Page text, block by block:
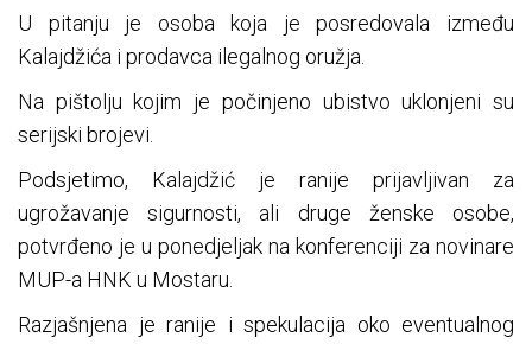
U pitanju je osoba koja je posredovala između
Kalajdžića i prodavca ilegalnog oružja.
Na pištolju kojim je počinjeno ubistvo uklonjeni su
serijski brojevi.
Podsjetimo, Kalajdžić je ranije prijavljivan za
ugrožavanje sigurnosti, ali druge ženske osobe,
potvrđeno je u ponedjeljak na konferenciji za novinare
MUP-a HNK u Mostaru.
Razjašnjena je ranije i spekulacija oko eventualnog